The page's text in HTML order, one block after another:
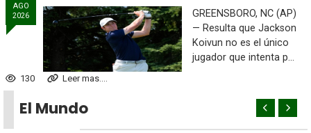
AGO
2026
GREENSBORO, NC (AP)
— Resulta que Jackson
Koivun no es el único
jugador que intenta p...
130 Leer mas....
El Mundo